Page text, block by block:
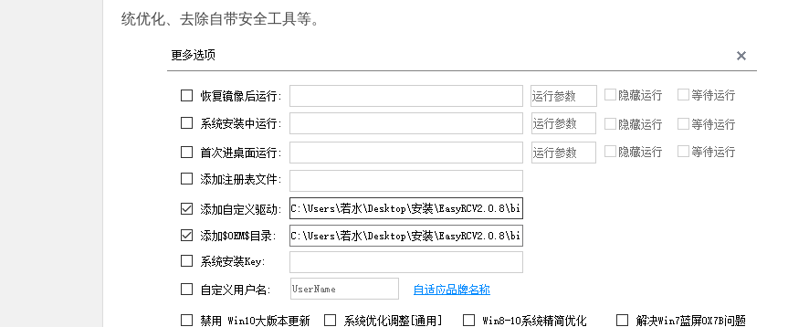
统优化、去除自带安全工具等。